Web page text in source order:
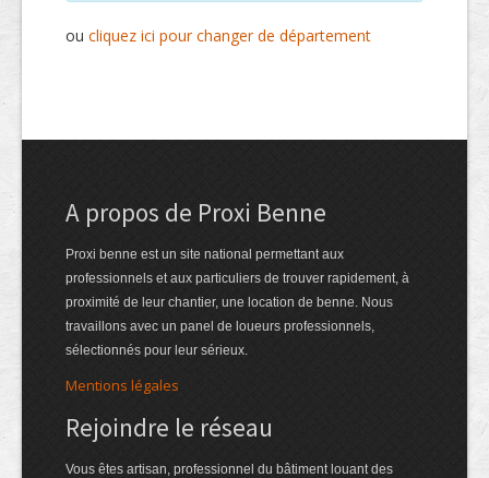
ou cliquez ici pour changer de département
A propos de Proxi Benne
Proxi benne est un site national permettant aux
professionnels et aux particuliers de trouver rapidement, à
proximité de leur chantier, une location de benne. Nous
travaillons avec un panel de loueurs professionnels,
sélectionnés pour leur sérieux.
Mentions légales
Rejoindre le réseau
Vous êtes artisan, professionnel du bâtiment louant des